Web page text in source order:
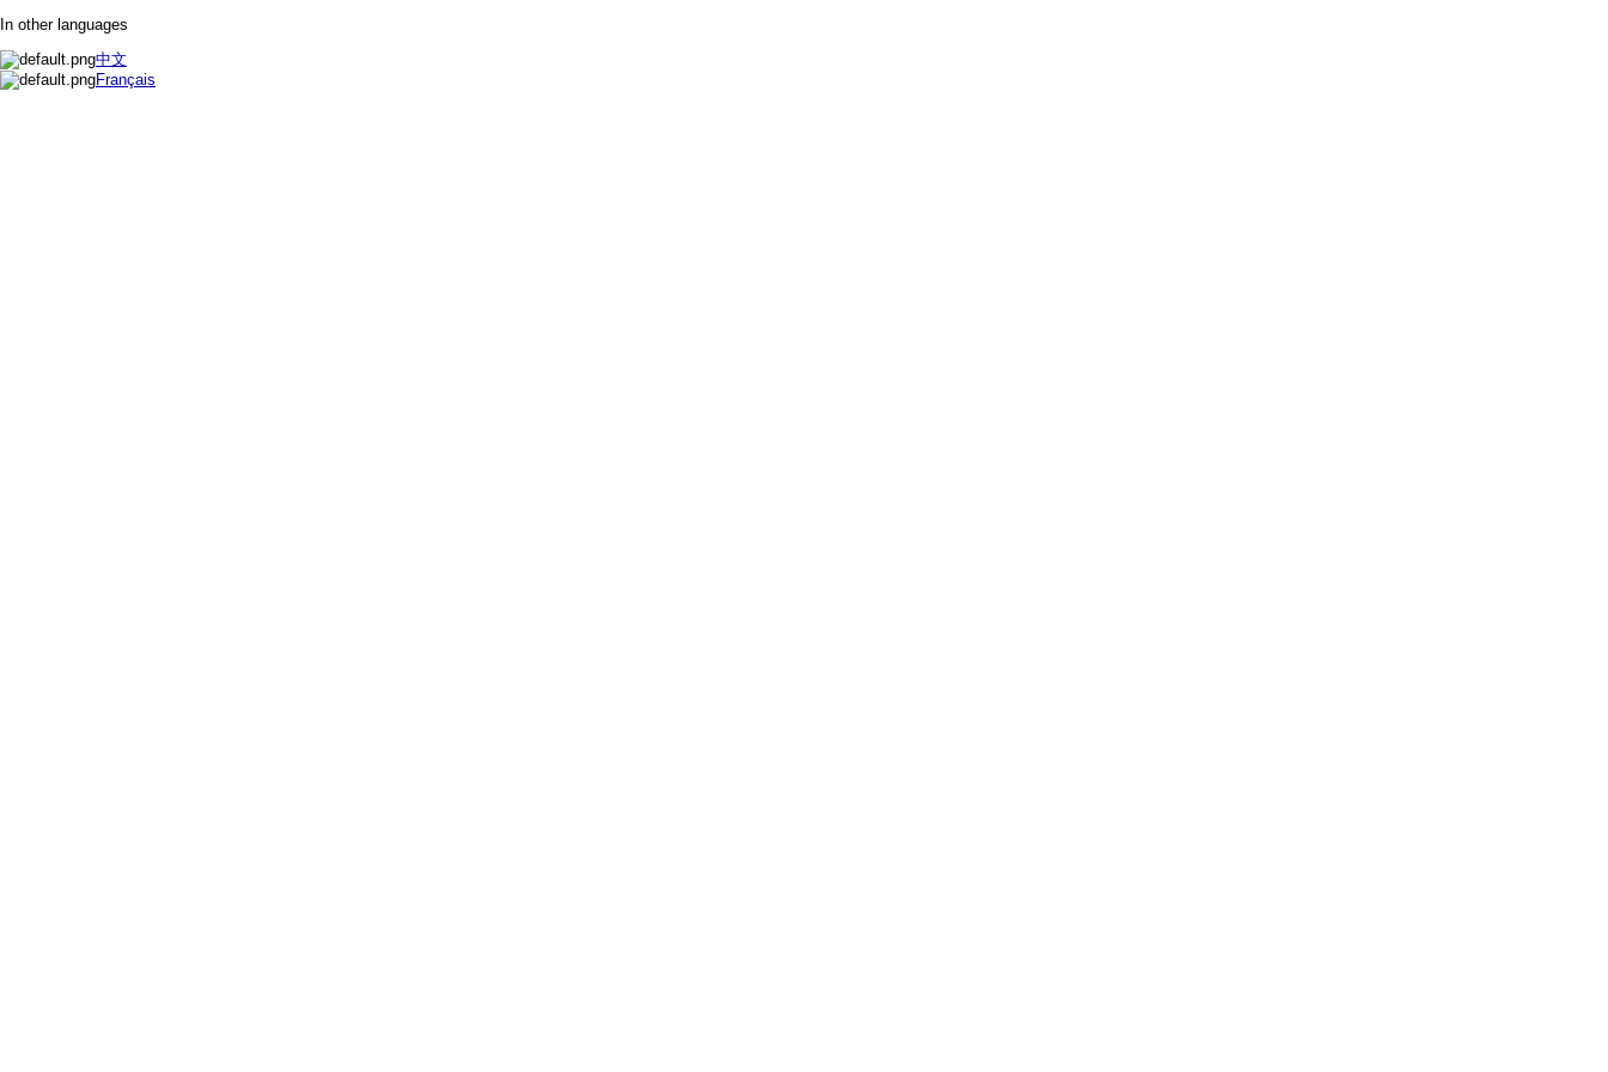
In other languages
中文
Français